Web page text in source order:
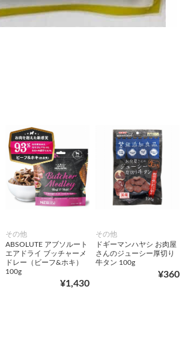
その他
ABSOLUTE アブソルート
エアドライ ブッチャーメ
ドレー（ビーフ&ホキ）
100g
¥1,430
その他
ドギーマンハヤシ お肉屋
さんのジューシー厚切り
牛タン 100g
¥360